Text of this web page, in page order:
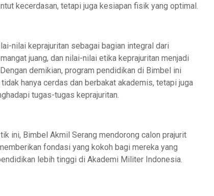
kecerdasan, tetapi juga kesiapan fisik yang optimal.
nilai keprajuritan sebagai bagian integral dari
juang, dan nilai-nilai etika keprajuritan menjadi
demikian, program pendidikan di Bimbel ini
hanya cerdas dan berbakat akademis, tetapi juga
tugas-tugas keprajuritan.
ini, Bimbel Akmil Serang mendorong calon prajurit
fondasi yang kokoh bagi mereka yang
lebih tinggi di Akademi Militer Indonesia.